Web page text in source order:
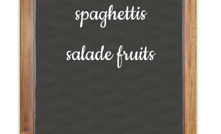
spaghettis
salade fruits